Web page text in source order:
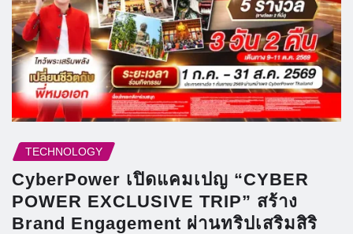
TECHNOLOGY
CyberPower เปิดแคมเปญ “CYBER
POWER EXCLUSIVE TRIP” สร้าง
Brand Engagement ผ่านทริปเสริมสิริ